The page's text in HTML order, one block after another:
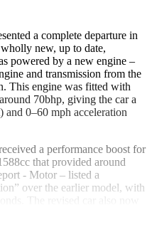
a complete departure in
new, up to date,
powered by a new engine –
and transmission from the
This engine was fitted with
70bhp, giving the car a
and 0–60 mph acceleration
a performance boost for
that provided around
- Motor – listed a
over the earlier model, with
with drum brakes retained at